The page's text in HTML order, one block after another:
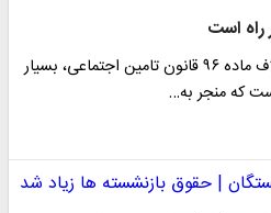
است
اعمال افزایش حقوق پلکانی برخلاف ماده ۹۶ قانون تامین اجتماعی، بسیار
که منجر به…